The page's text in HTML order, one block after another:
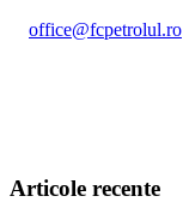
office@fcpetrolul.ro
Articole recente